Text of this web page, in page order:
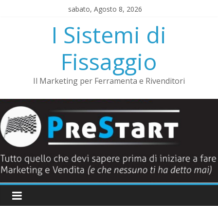
sabato, Agosto 8, 2026
I Sistemi di
Fissaggio
Il Marketing per Ferramenta e Rivenditori